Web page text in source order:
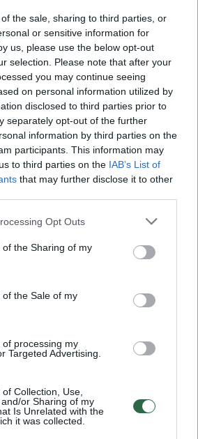
the sale, sharing to third parties, or
or sensitive information for
us, please use the below opt-out
selection. Please note that after your
you may continue seeing
on personal information utilized by
disclosed to third parties prior to
separately opt-out of the further
information by third parties on the
participants. This information may
to third parties on the IAB’s List of
that may further disclose it to other
Opt Outs
the Sharing of my
the Sale of my
processing my
Targeted Advertising.
Collection, Use,
or Sharing of my
Is Unrelated with the
it was collected.
00:12:44
skiepai nuo Žmogaus
ligos prevencija
00:11:28
ar ikivėžinis susirgimas burnoje
operacija?
greito ir „pigaus“ gydymo
00:15:44
kaip prižiūrėti negalią turinčio